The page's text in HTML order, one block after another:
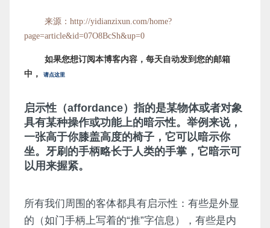
来源：http://yidianzixun.com/home?
page=article&id=07O8BcSh&up=0
如果您想订阅本博客内容，每天自动发到您的邮箱
中，
请点这里
启示性（affordance）指的是某物体或者对象
具有某种操作或功能上的暗示性。举例来说，
一张高于你膝盖高度的椅子，它可以暗示你
坐。牙刷的手柄略长于人类的手掌，它暗示可
以用来握紧。
所有我们周围的客体都具有启示性：有些是外显
的（如门手柄上写着的“推”字信息），有些是内